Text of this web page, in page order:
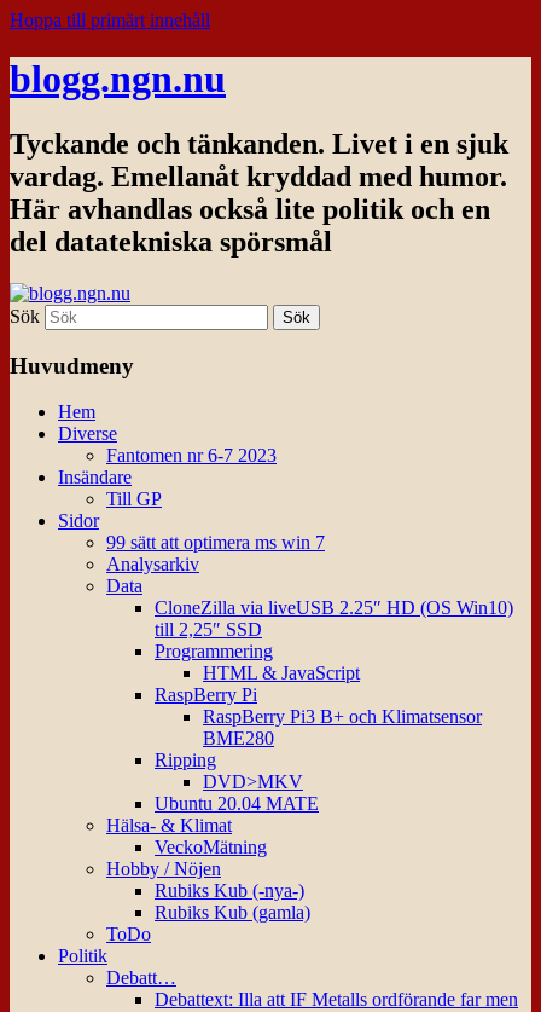
Hoppa till primärt innehåll
blogg.ngn.nu
Tyckande och tänkanden. Livet i en sjuk
vardag. Emellanåt kryddad med humor.
Här avhandlas också lite politik och en
del datatekniska spörsmål
Sök
Huvudmeny
Hem
Diverse
Fantomen nr 6-7 2023
Insändare
Till GP
Sidor
99 sätt att optimera ms win 7
Analysarkiv
Data
CloneZilla via liveUSB 2.25″ HD (OS Win10)
till 2,25″ SSD
Programmering
HTML & JavaScript
RaspBerry Pi
RaspBerry Pi3 B+ och Klimatsensor
BME280
Ripping
DVD>MKV
Ubuntu 20.04 MATE
Hälsa- & Klimat
VeckoMätning
Hobby / Nöjen
Rubiks Kub (-nya-)
Rubiks Kub (gamla)
ToDo
Politik
Debatt…
Debattext: Illa att IF Metalls ordförande far men